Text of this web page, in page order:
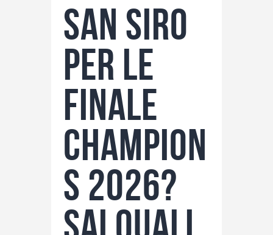
Lo Sapevi Che
Fantacalcio
I consigli di Giulia
Serie A
San Siro
per le
finale
Champion
s 2026?
Sai quali